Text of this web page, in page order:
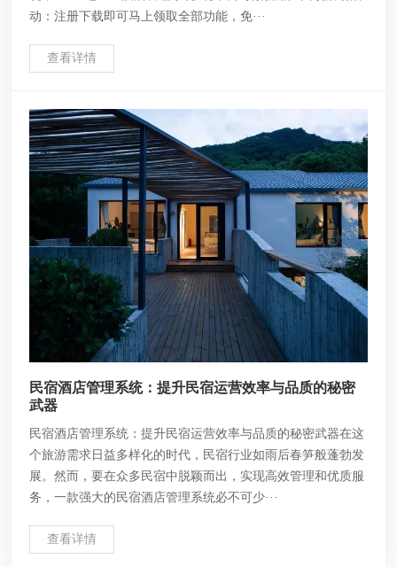
动：注册下载即可马上领取全部功能，免···
查看详情
民宿酒店管理系统：提升民宿运营效率与品质的秘密
武器
民宿酒店管理系统：提升民宿运营效率与品质的秘密武器在这
个旅游需求日益多样化的时代，民宿行业如雨后春笋般蓬勃发
展。然而，要在众多民宿中脱颖而出，实现高效管理和优质服
务，一款强大的民宿酒店管理系统必不可少···
查看详情